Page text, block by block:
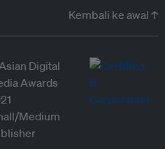
Kembali ke awal ↑